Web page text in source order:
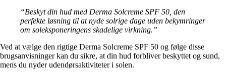
“Beskyt din hud med Derma Solcreme SPF 50, den
perfekte løsning til at nyde solrige dage uden bekymringer
om soleksponeringens skadelige virkning.”
Ved at vælge den rigtige Derma Solcreme SPF 50 og følge disse
brugsanvisninger kan du sikre, at din hud forbliver beskyttet og sund,
mens du nyder udendørsaktiviteter i solen.